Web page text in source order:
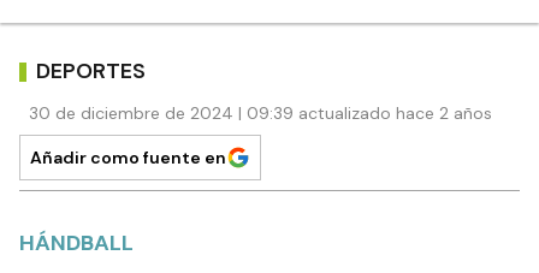
DEPORTES
30 de diciembre de 2024 | 09:39 actualizado hace 2 años
Añadir como fuente en
HÁNDBALL